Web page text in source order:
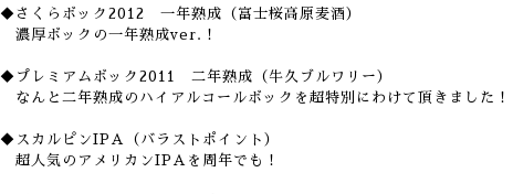
◆さくらボック2012 一年熟成（富士桜高原麦酒）
濃厚ボックの一年熟成ver.！
◆プレミアムボック2011 二年熟成（牛久ブルワリー）
なんと二年熟成のハイアルコールボックを超特別にわけて頂きました！
◆スカルピンIPA（バラストポイント）
超人気のアメリカンIPAを周年でも！